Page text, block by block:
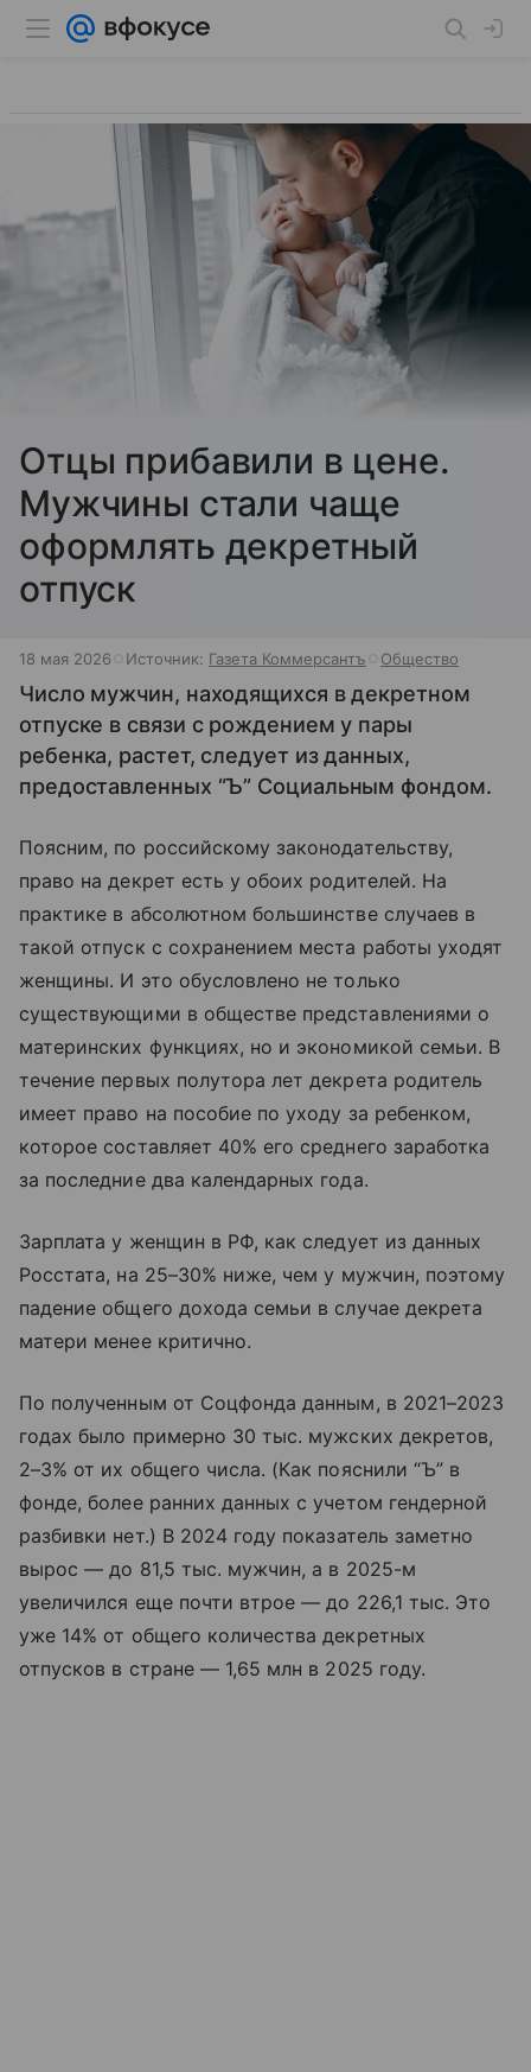
Отцы прибавили в цене.
Мужчины стали чаще
оформлять декретный
отпуск
18 мая 2026 Источник: Газета Коммерсантъ Общество
Число мужчин, находящихся в декретном
отпуске в связи с рождением у пары
ребенка, растет, следует из данных,
предоставленных “Ъ” Социальным фондом.
Поясним, по российскому законодательству,
право на декрет есть у обоих родителей. На
практике в абсолютном большинстве случаев в
такой отпуск с сохранением места работы уходят
женщины. И это обусловлено не только
существующими в обществе представлениями о
материнских функциях, но и экономикой семьи. В
течение первых полутора лет декрета родитель
имеет право на пособие по уходу за ребенком,
которое составляет 40% его среднего заработка
за последние два календарных года.
Зарплата у женщин в РФ, как следует из данных
Росстата, на 25–30% ниже, чем у мужчин, поэтому
падение общего дохода семьи в случае декрета
матери менее критично.
По полученным от Соцфонда данным, в 2021–2023
годах было примерно 30 тыс. мужских декретов,
2–3% от их общего числа. (Как пояснили “Ъ” в
фонде, более ранних данных с учетом гендерной
разбивки нет.) В 2024 году показатель заметно
вырос — до 81,5 тыс. мужчин, а в 2025-м
увеличился еще почти втрое — до 226,1 тыс. Это
уже 14% от общего количества декретных
отпусков в стране — 1,65 млн в 2025 году.